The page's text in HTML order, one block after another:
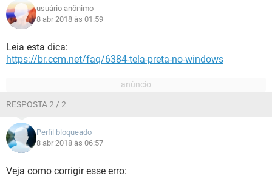
usuário anônimo
8 abr 2018 às 01:59
Leia esta dica:
https://br.ccm.net/faq/6384-tela-preta-no-windows
RESPOSTA 2 / 2
Perfil bloqueado
8 abr 2018 às 06:57
Veja como corrigir esse erro: